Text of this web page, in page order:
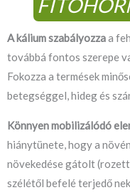
A kálium szabályozzaa
továbbá fontos szerepe
Fokozza a termések
betegséggel, hideg és
Könnyen mobilizálódó
hiánytünete, hogy a
növekedése gátolt
szélétől befelé terjedő